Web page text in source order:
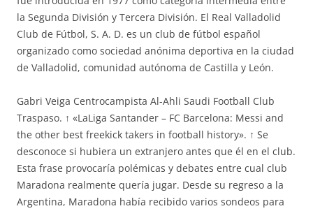
la Segunda División y Tercera División. El Real Valladolid
Club de Fútbol, S. A. D. es un club de fútbol español
organizado como sociedad anónima deportiva en la ciudad
de Valladolid, comunidad autónoma de Castilla y León.
Gabri Veiga Centrocampista Al-Ahli Saudi Football Club
Traspaso. ↑ «LaLiga Santander – FC Barcelona: Messi and
the other best freekick takers in football history». ↑ Se
desconoce si hubiera un extranjero antes que él en el club.
Esta frase provocaría polémicas y debates entre cual club
Maradona realmente quería jugar. Desde su regreso a la
Argentina, Maradona había recibido varios sondeos para